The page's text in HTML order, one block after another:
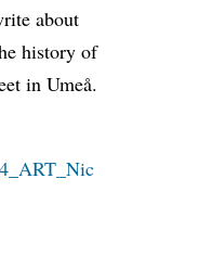
about
history of
in Umeå.